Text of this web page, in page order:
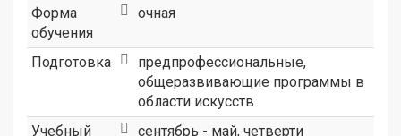
Форма
обучения
очная
Подготовка
предпрофессиональные,
общеразвивающие программы в
области искусств
Учебный
сентябрь - май, четверти